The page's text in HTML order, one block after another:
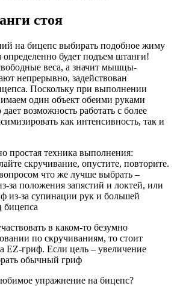
стоя
на бицепс выбирать подобное жиму
определенно будет подъем штанги!
веса, а значит мышцы-
непрерывно, задействован
Поскольку при выполнении
один объект обеими руками
возможность работать с более
как интенсивность, так и
простая техника выполнения:
скручивание, опустите, повторите.
что же лучше выбрать –
за положения запястий и локтей, или
из-за супинации рук и большей
в каком-то безумно
по скручиваниям, то стоит
EZ-гриф. Если цель – увеличение
обычный гриф
упражнение на бицепс?